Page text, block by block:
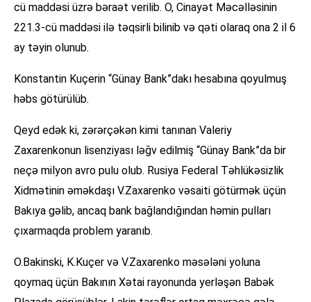
cü maddəsi üzrə bəraət verilib. O, Cinayət Məcəlləsinin
221.3-cü maddəsi ilə təqsirli bilinib və qəti olaraq ona 2 il 6
ay təyin olunub.
Konstantin Kuçerin “Günay Bank”dakı hesabına qoyulmuş
həbs götürülüb.
Qeyd edək ki, zərərçəkən kimi tanınan Valeriy
Zaxarenkonun lisenziyası ləğv edilmiş “Günay Bank”da bir
neçə milyon avro pulu olub. Rusiya Federal Təhlükəsizlik
Xidmətinin əməkdaşı V.Zaxarenko vəsaiti götürmək üçün
Bakıya gəlib, ancaq bank bağlandığından həmin pulları
çıxarmaqda problem yaranıb.
O.Bakinski, K.Kuçer və V.Zaxarenko məsələni yoluna
qoymaq üçün Bakının Xətai rayonunda yerləşən Babək